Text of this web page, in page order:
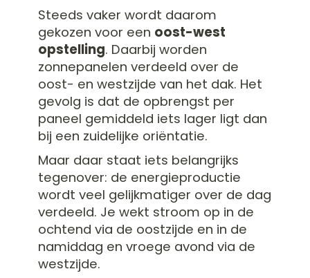
Steeds vaker wordt daarom
gekozen voor een oost-west
opstelling. Daarbij worden
zonnepanelen verdeeld over de
oost- en westzijde van het dak. Het
gevolg is dat de opbrengst per
paneel gemiddeld iets lager ligt dan
bij een zuidelijke oriëntatie.
Maar daar staat iets belangrijks
tegenover: de energieproductie
wordt veel gelijkmatiger over de dag
verdeeld. Je wekt stroom op in de
ochtend via de oostzijde en in de
namiddag en vroege avond via de
westzijde.